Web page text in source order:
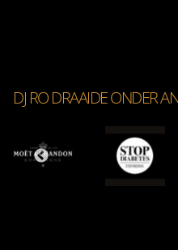
DJ RO DRAAIDE ONDER